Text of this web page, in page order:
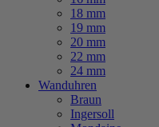
18 mm
19 mm
20 mm
22 mm
24 mm
Wanduhren
Braun
Ingersoll